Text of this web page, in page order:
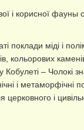
і корисної фауны
поклади міді і
кольорових
– Чолокі
і метаморфічні
і